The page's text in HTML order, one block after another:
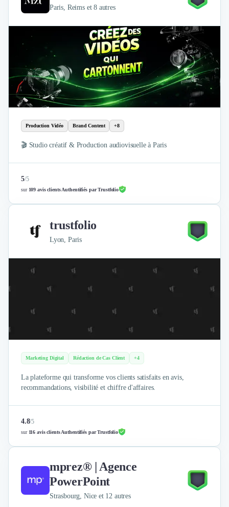
Paris, Reims et 8 autres
Production Vidéo Brand Content +8
🎬 Studio créatif & Production audiovisuelle à Paris
5/5
sur 109 avis clients Authentifiés par Trustfolio
trustfolio
Lyon, Paris
Marketing Digital Rédaction de Cas Client +4
La plateforme qui transforme vos clients satisfaits en avis,
recommandations, visibilité et chiffre d'affaires.
4.8/5
sur 116 avis clients Authentifiés par Trustfolio
mprez® | Agence
PowerPoint
Strasbourg, Nice et 12 autres